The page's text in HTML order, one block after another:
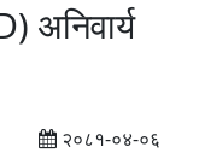
अनिवार्य
२०८१-०४-०६